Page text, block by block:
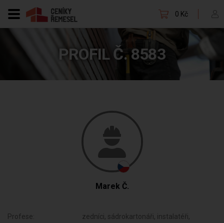
0 Kč
PROFIL Č. 8583
Marek Č.
Profese:
zedníci, sádrokartonáři, instalatéři,